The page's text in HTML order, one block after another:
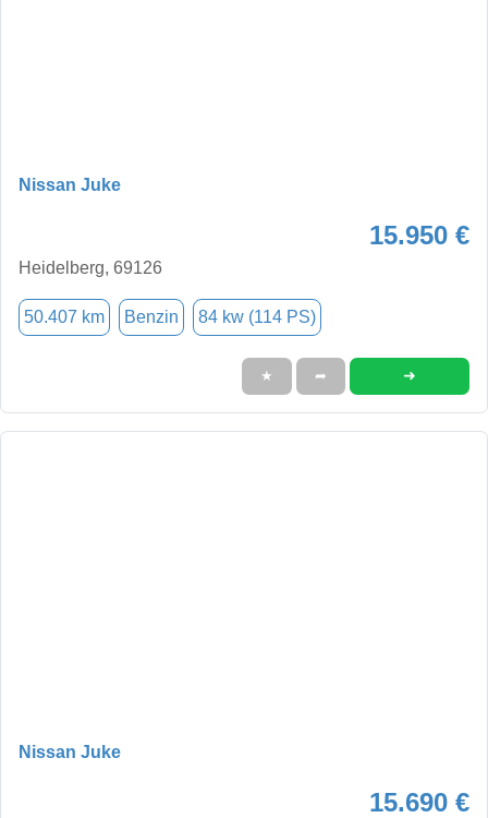
Nissan Juke
15.950 €
Heidelberg, 69126
50.407 km Benzin 84 kw (114 PS)
★ ➦ ➜
Nissan Juke
15.690 €